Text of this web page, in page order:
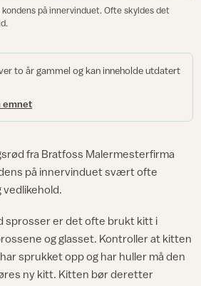
på innervinduet. Ofte skyldes det
to år gammel og kan inneholde utdatert
emnet
fra Bratfoss Malermesterfirma
på innervinduet svært ofte
vedlikehold.
sprosser er det ofte brukt kitt i
og glasset. Kontroller at kitten
sprukket opp og har huller må den
ny kitt. Kitten bør deretter